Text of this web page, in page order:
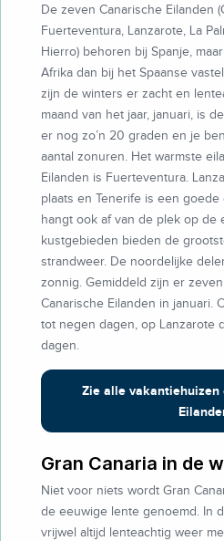
De zeven Canarische Eilanden
Fuerteventura, Lanzarote, La
Hierro) behoren bij Spanje,
Afrika dan bij het Spaanse
zijn de winters er zacht en
maand van het jaar, januari, is
er nog zo’n 20 graden en je
aantal zonuren. Het warmste
Eilanden is Fuerteventura.
plaats en Tenerife is een
hangt ook af van de plek op de
kustgebieden bieden de
strandweer. De noordelijke
zonnig. Gemiddeld zijn er
Canarische Eilanden in januari.
tot negen dagen, op Lanzarote
dagen.
Zie alle vakantiehuizen
Gran Canaria in de
Niet voor niets wordt Gran
de eeuwige lente genoemd. In
vrijwel altijd lenteachtig weer